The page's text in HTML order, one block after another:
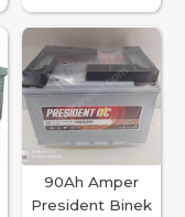
90Ah Amper
President Binek